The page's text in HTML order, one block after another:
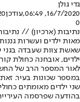
גדי גולן
16/7/2020, 06:49
,עודכן
0
נתיבות (ארכיון) //
מאות ילדים ועשרות
שאשת צוות שעבדה בגני
ילדים, אובחנה כחולת
לאור המספר הרב של
במספר שכונות בעיר.
שני ילדים מאומתים
בהודעה שפרסמה